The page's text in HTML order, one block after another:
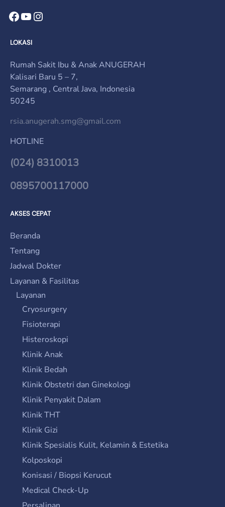
Facebook
YouTube
Instagram
LOKASI
Rumah Sakit Ibu & Anak ANUGERAH
Kalisari Baru 5 – 7,
Semarang , Central Java, Indonesia
50245
rsia.anugerah.smg@gmail.com
HOTLINE
(024) 8310013
0895700117000
AKSES CEPAT
Beranda
Tentang
Jadwal Dokter
Layanan & Fasilitas
Layanan
Cryosurgery
Fisioterapi
Histeroskopi
Klinik Anak
Klinik Bedah
Klinik Obstetri dan Ginekologi
Klinik Penyakit Dalam
Klinik THT
Klinik Gizi
Klinik Spesialis Kulit, Kelamin & Estetika
Kolposkopi
Konisasi / Biopsi Kerucut
Medical Check-Up